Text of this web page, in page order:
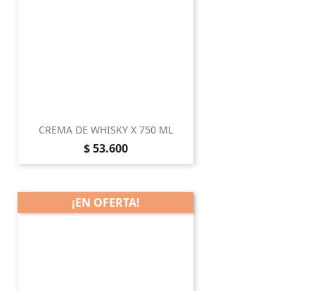
CREMA DE WHISKY X 750 ML
Precio
$ 53.600
¡EN OFERTA!